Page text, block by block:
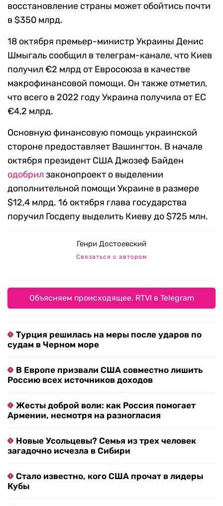
восстановление страны может обойтись почти
в $350 млрд.
18 октября премьер-министр Украины Денис
Шмыгаль сообщил в телеграм-канале, что Киев
получил €2 млрд от Евросоюза в качестве
макрофинансовой помощи. Он также отметил,
что всего в 2022 году Украина получила от ЕС
€4,2 млрд.
Основную финансовую помощь украинской
стороне предоставляет Вашингтон. В начале
октября президент США Джозеф Байден
одобрил законопроект о выделении
дополнительной помощи Украине в размере
$12,4 млрд. 16 октября глава государства
поручил Госдепу выделить Киеву до $725 млн.
Генри Достоевский
Связаться с автором
Объясняем происходящее. RTVI в Telegram
Турция решилась на меры после ударов по
судам в Черном море
В Европе призвали США совместно лишить
Россию всех источников доходов
Жесты доброй воли: как Россия помогает
Армении, несмотря на разногласия
Новые Усольцевы? Семья из трех человек
загадочно исчезла в Сибири
Стало известно, кого США прочат в лидеры
Кубы